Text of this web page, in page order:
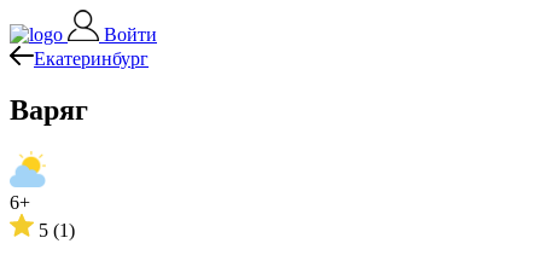
Войти
Екатеринбург
Варяг
6+
5 (1)